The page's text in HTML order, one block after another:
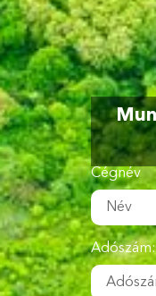
Cégnév
Adószám: